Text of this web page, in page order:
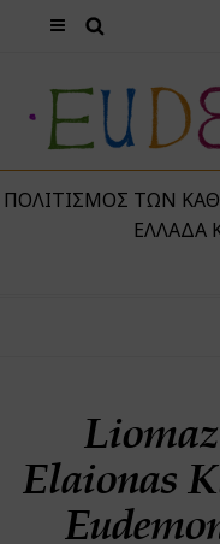
ΤΩΝ
ΕΛΛΆΔΑ
Elaionas